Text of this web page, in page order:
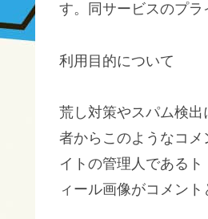
す。同サービスのプラ
利用目的について
荒し対策やスパム検
者からこのようなコ
イトの管理人である
ィール画像がコメント